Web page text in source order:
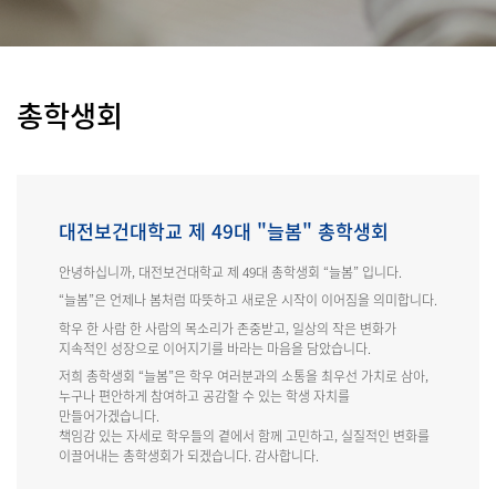
총학생회
대전보건대학교 제 49대 "늘봄" 총학생회
안녕하십니까, 대전보건대학교 제 49대 총학생회 “늘봄” 입니다.
“늘봄”은 언제나 봄처럼 따뜻하고 새로운 시작이 이어짐을 의미합니다.
학우 한 사람 한 사람의 목소리가 존중받고, 일상의 작은 변화가
지속적인 성장으로 이어지기를 바라는 마음을 담았습니다.
저희 총학생회 “늘봄”은 학우 여러분과의 소통을 최우선 가치로 삼아,
누구나 편안하게 참여하고 공감할 수 있는 학생 자치를
만들어가겠습니다.
책임감 있는 자세로 학우들의 곁에서 함께 고민하고, 실질적인 변화를
이끌어내는 총학생회가 되겠습니다. 감사합니다.